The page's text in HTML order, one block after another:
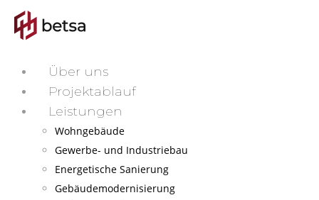
Über uns
Projektablauf
Leistungen
Wohngebäude
Gewerbe- und Industriebau
Energetische Sanierung
Gebäudemodernisierung